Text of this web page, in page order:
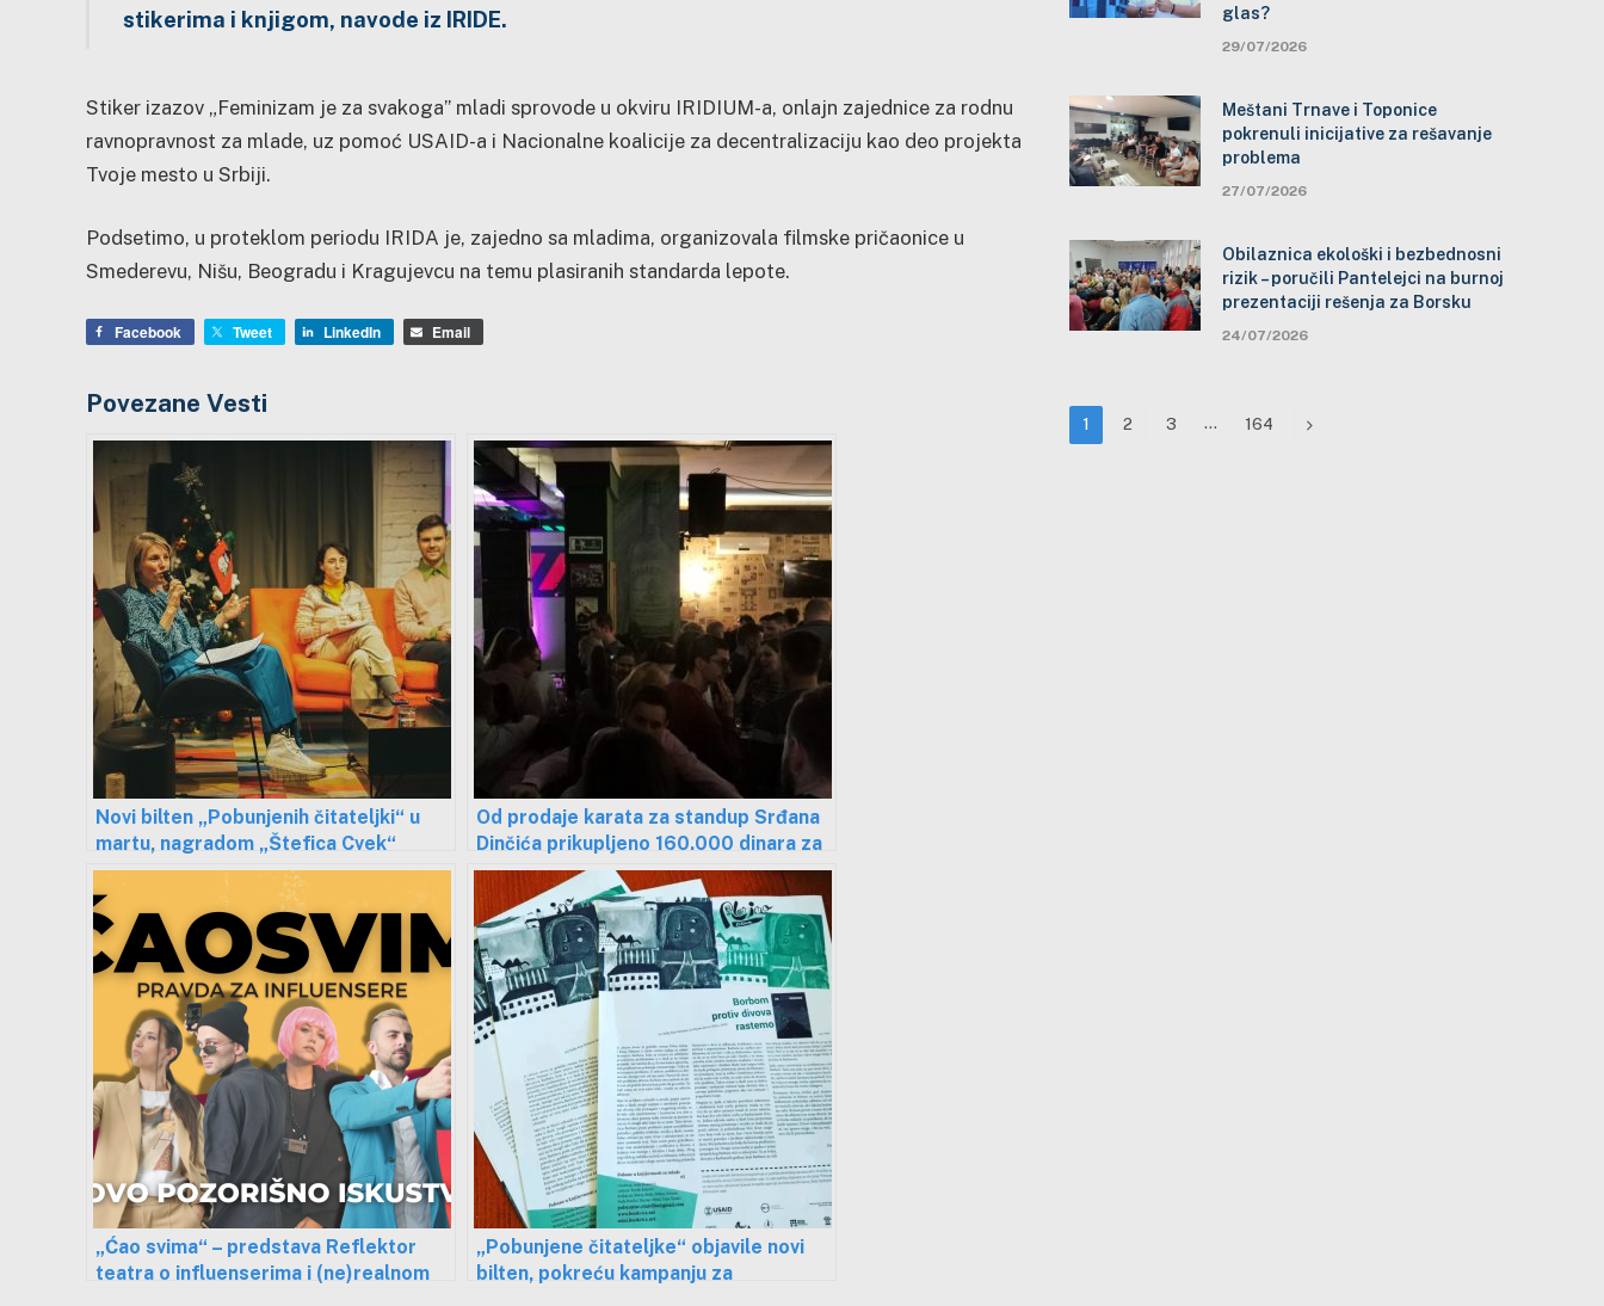
stikerima i knjigom, navode iz IRIDE.
Stiker izazov „Feminizam je za svakoga” mladi sprovode u okviru IRIDIUM-a, onlajn zajednice za rodnu
ravnopravnost za mlade, uz pomoć USAID-a i Nacionalne koalicije za decentralizaciju kao deo projekta
Tvoje mesto u Srbiji.
Podsetimo, u proteklom periodu IRIDA je, zajedno sa mladima, organizovala filmske pričaonice u
Smederevu, Nišu, Beogradu i Kragujevcu na temu plasiranih standarda lepote.
Facebook Tweet LinkedIn Email
Povezane Vesti
Novi bilten „Pobunjenih čitateljki“ u
martu, nagradom „Štefica Cvek“
nastavljaju afirmaciju feminističke
književnosti
Od prodaje karata za standup Srđana
Dinčića prikupljeno 160.000 dinara za
izgradnju „Humanka“
„Ćao svima“ – predstava Reflektor
teatra o influenserima i (ne)realnom
„Pobunjene čitateljke“ objavile novi
bilten, pokreću kampanju za
glas?
29/07/2026
Meštani Trnave i Toponice
pokrenuli inicijative za rešavanje
problema
27/07/2026
Obilaznica ekološki i bezbednosni
rizik – poručili Pantelejci na burnoj
prezentaciji rešenja za Borsku
24/07/2026
1 2 3 … 164 Next